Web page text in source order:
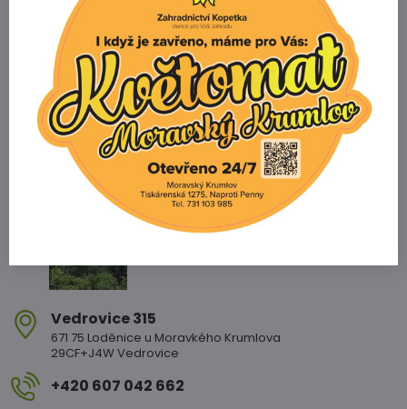
Prodejna
+420 607 042 662
Email
info@zahradnictvikopetka.cz
Zahradnictví Vedrovice
Vedrovice 315
671 75 Loděnice u Moravkého Krumlova
29CF+J4W Vedrovice
+420 607 042 662